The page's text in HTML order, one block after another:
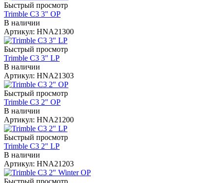
Быстрый просмотр
Trimble C3 3" OP
В наличии
Артикул: HNA21300
Быстрый просмотр
Trimble C3 3" LP
В наличии
Артикул: HNA21303
Быстрый просмотр
Trimble C3 2" OP
В наличии
Артикул: HNA21200
Быстрый просмотр
Trimble C3 2" LP
В наличии
Артикул: HNA21203
Быстрый просмотр